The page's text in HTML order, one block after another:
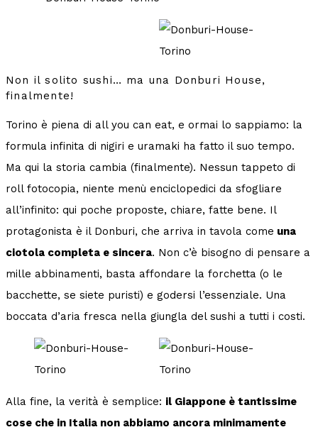
Non il solito sushi… ma una Donburi House,
finalmente!
Torino è piena di all you can eat, e ormai lo sappiamo: la
formula infinita di nigiri e uramaki ha fatto il suo tempo.
Ma qui la storia cambia (finalmente). Nessun tappeto di
roll fotocopia, niente menù enciclopedici da sfogliare
all’infinito: qui poche proposte, chiare, fatte bene. Il
protagonista è il Donburi, che arriva in tavola come una
ciotola completa e sincera. Non c’è bisogno di pensare a
mille abbinamenti, basta affondare la forchetta (o le
bacchette, se siete puristi) e godersi l’essenziale. Una
boccata d’aria fresca nella giungla del sushi a tutti i costi.
Alla fine, la verità è semplice: il Giappone è tantissime
cose che in Italia non abbiamo ancora minimamente